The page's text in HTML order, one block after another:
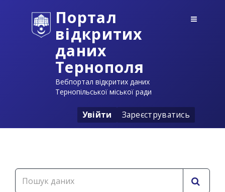
Портал
відкритих
даних
Тернополя
Вебпортал відкритих даних
Тернопільської міської ради
Увійти Зареєструватись